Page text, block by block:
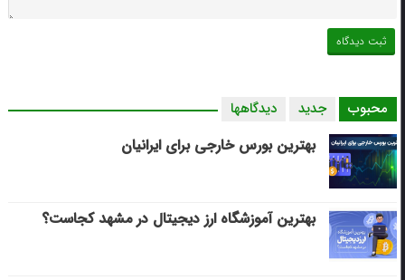
محبوب جدید دیدگاهها
بهترین بورس خارجی برای ایرانیان
بهترین آموزشگاه ارز دیجیتال در مشهد کجاست؟